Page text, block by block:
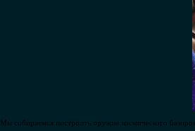
Мы собираемся построить оружие космического